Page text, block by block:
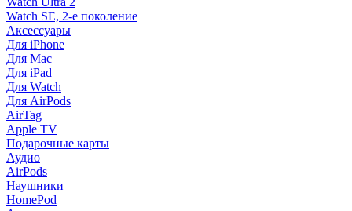
Watch SE, 2-е поколение
Аксессуары
Для iPhone
Для Mac
Для iPad
Для Watch
Для AirPods
AirTag
Apple TV
Подарочные карты
Аудио
AirPods
Наушники
HomePod